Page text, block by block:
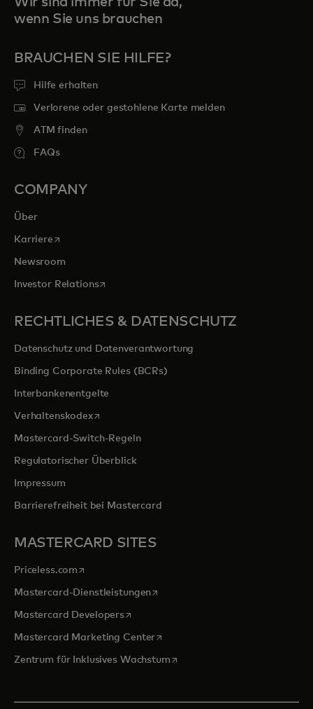
wenn Sie uns brauchen
BRAUCHEN SIE HILFE?
Hilfe erhalten
Verlorene oder gestohlene Karte melden
ATM finden
FAQs
COMPANY
Über
Karrierewird in einer neuen Registerkarte geöffnet
Newsroom
Investor Relationswird in einer neuen Registerkarte geöffnet
RECHTLICHES & DATENSCHUTZ
Datenschutz und Datenverantwortung
Binding Corporate Rules (BCRs)
Interbankenentgelte
Verhaltenskodexwird in einer neuen Registerkarte geöffnet
Mastercard-Switch-Regeln
Regulatorischer Überblick
Impressum
Barrierefreiheit bei Mastercard
MASTERCARD SITES
Priceless.com wird in einer neuen Registerkarte geöffnet
Mastercard-Dienstleistungenwird in einer neuen Registerkarte
Mastercard Developerswird in einer neuen Registerkarte
Mastercard Marketing Centerwird in einer neuen
Zentrum für Inklusives Wachstumwird in einer neuen